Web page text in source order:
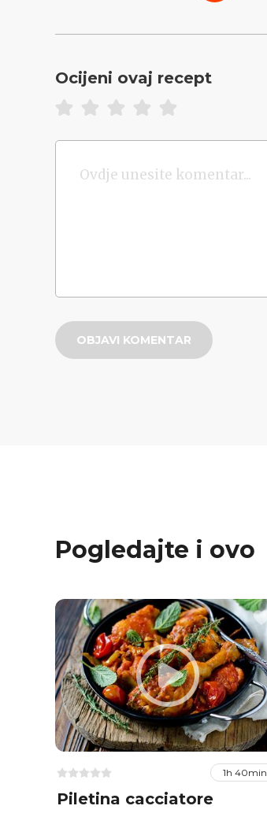
Ocijeni ovaj recept
OBJAVI KOMENTAR
Pogledajte i ovo
1h 40min
Piletina cacciatore